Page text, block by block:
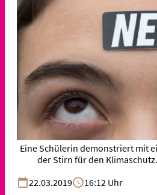
Eine Schülerin demonstriert mit
der Stirn für den
22.03.2019
16:12 Uhr